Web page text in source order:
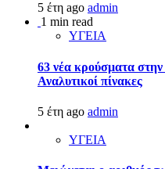
5 έτη ago admin
1 min read
ΥΓΕΙΑ
63 νέα κρούσματα
Αναλυτικοί πίνακες
5 έτη ago admin
ΥΓΕΙΑ